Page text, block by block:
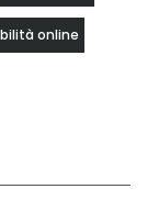
online